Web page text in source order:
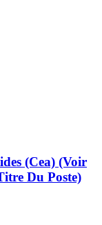
(Cea) (Voir
Du Poste)